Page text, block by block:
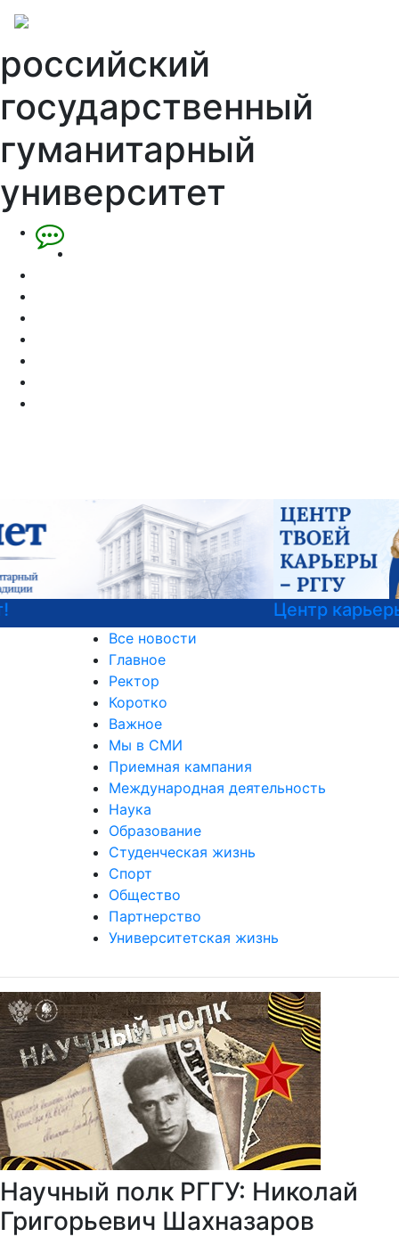
российский
государственный
гуманитарный
университет
Центр карьеры
Все новости
Главное
Ректор
Коротко
Важное
Мы в СМИ
Приемная кампания
Международная деятельность
Наука
Образование
Студенческая жизнь
Спорт
Общество
Партнерство
Университетская жизнь
Научный полк РГГУ: Николай
Григорьевич Шахназаров